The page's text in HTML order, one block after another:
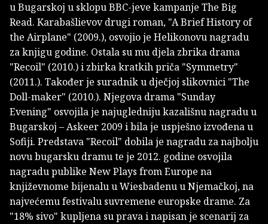
u Bugarskoj u sklopu BBC-jeve kampanje The Big
Read. Karabašlievov drugi roman, "A Brief History of
the Airplane" (2009.), osvojio je Helikonovu nagradu
za knjigu godine. Ostala su mu djela zbrika drama
"Recoil" (2010.) i zbirka kratkih priča "Symmetry"
(2011.). Također je suradnik u dječjoj slikovnici "The
Doll-maker" (2010.). Njegova drama "Sunday
Evening" osvojila je najugledniju kazališnu nagradu u
Bugarskoj – Askeer 2009 i bila je uspješno izvođena u
Sofiji. Predstava "Recoil" dobila je nagradu za najbolju
novu bugarsku dramu te je 2012. godine osvojila
nagradu publike New Plays from Europe na
književnome bijenalu u Wiesbadenu u Njemačkoj, na
najvećemu festivalu suvremene europske drame. Za
"18% sivo" kupljena su prava i napisan je scenarij za